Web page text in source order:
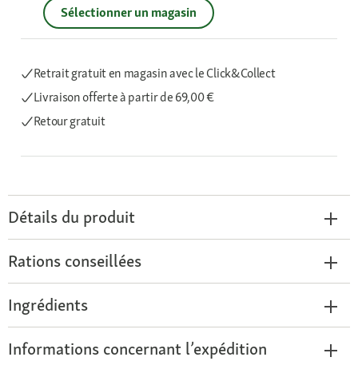
Sélectionner un magasin
Retrait gratuit en magasin avec le Click&Collect
Livraison offerteà partir de 69,00 €
Retour gratuit
Détails du produit
Rations conseillées
Ingrédients
Informations concernant l’expédition